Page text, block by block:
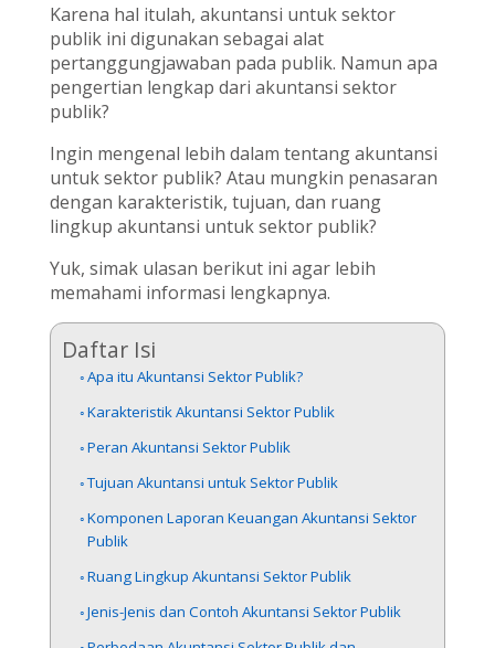
Karena hal itulah, akuntansi untuk sektor
publik ini digunakan sebagai alat
pertanggungjawaban pada publik. Namun apa
pengertian lengkap dari akuntansi sektor
publik?
Ingin mengenal lebih dalam tentang akuntansi
untuk sektor publik? Atau mungkin penasaran
dengan karakteristik, tujuan, dan ruang
lingkup akuntansi untuk sektor publik?
Yuk, simak ulasan berikut ini agar lebih
memahami informasi lengkapnya.
Daftar Isi
Apa itu Akuntansi Sektor Publik?
Karakteristik Akuntansi Sektor Publik
Peran Akuntansi Sektor Publik
Tujuan Akuntansi untuk Sektor Publik
Komponen Laporan Keuangan Akuntansi Sektor
Publik
Ruang Lingkup Akuntansi Sektor Publik
Jenis-Jenis dan Contoh Akuntansi Sektor Publik